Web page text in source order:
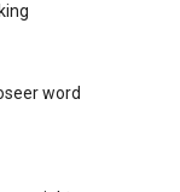
word